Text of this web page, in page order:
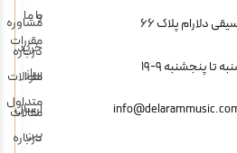
دلارام پلاک 66
پنجشنبه 9-19
مشاوره
خرید
ساز
ارسال
بین
و
مقررات
سوالات
متداول
درباره
با ما
درباره
ما
مقالات